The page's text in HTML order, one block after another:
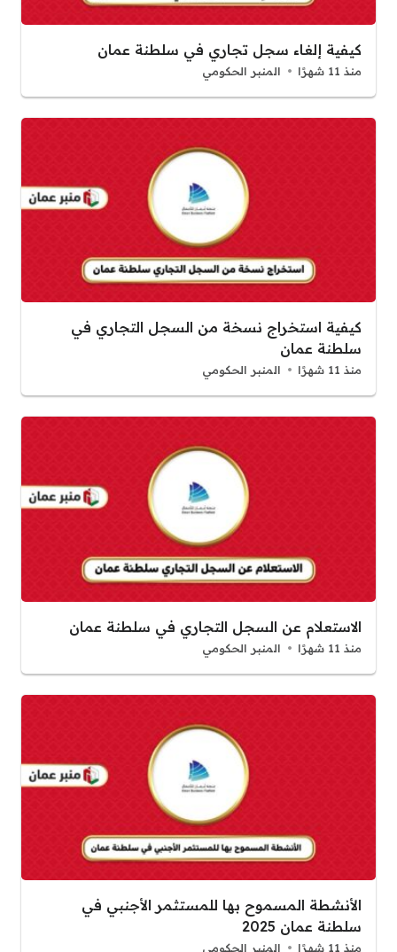
كيفية إلغاء سجل تجاري في سلطنة عمان
منذ 11 شهرًا المنبر الحكومي
كيفية استخراج نسخة من السجل التجاري في
سلطنة عمان
منذ 11 شهرًا المنبر الحكومي
الاستعلام عن السجل التجاري في سلطنة عمان
منذ 11 شهرًا المنبر الحكومي
الأنشطة المسموح بها للمستثمر الأجنبي في
سلطنة عمان 2025
منذ 11 شهرًا المنبر الحكومي